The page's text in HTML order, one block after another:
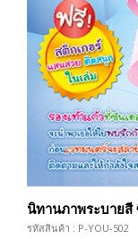
นิทานภาพระบายสี
รหัสสินค้า : P-YOU-502